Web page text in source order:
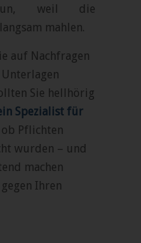
weil die
mahlen.
auf Nachfragen
Sie hellhörig
Spezialist für
Pflichten
wurden – und
machen
Ihren